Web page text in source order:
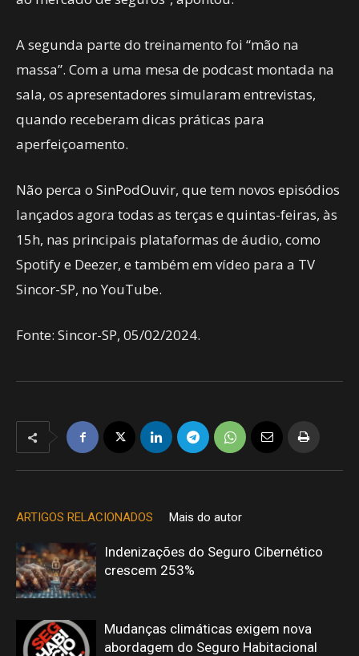
A segunda parte do treinamento foi “mão na
massa”. Com a uma mesa de podcast montada na
sala, os apresentadores simularam entrevistas,
quando receberam dicas práticas para
aperfeiçoamento.
Não perca o SinPodOuvir, que tem novos episódios
lançados agora todas as terças e quintas-feiras, às
15h, nas principais plataformas de áudio, como
Spotify e Deezer, e também em vídeo para a TV
Sincor-SP, no YouTube.
Fonte: Sincor-SP, 05/02/2024.
ARTIGOS RELACIONADOS Mais do autor
Indenizações do Seguro Cibernético
crescem 253%
Mudanças climáticas exigem nova
abordagem do Seguro Habitacional